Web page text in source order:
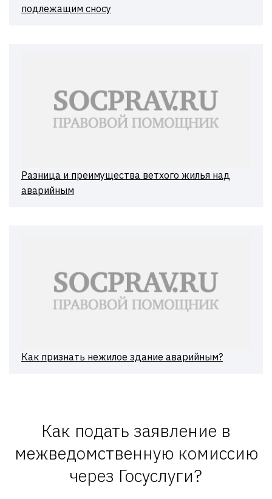
подлежащим сносу
Разница и преимущества ветхого жилья над
аварийным
Как признать нежилое здание аварийным?
Как подать заявление в
межведомственную комиссию
через Госуслуги?